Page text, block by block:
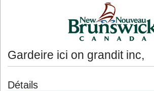
Gardeire ici on grandit inc,
Détails